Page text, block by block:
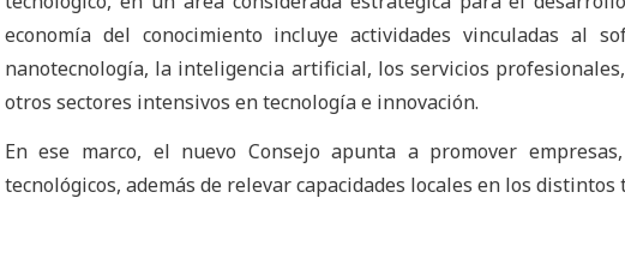
economía del conocimiento incluye actividades vinculadas al
nanotecnología, la inteligencia artificial, los servicios
otros sectores intensivos en tecnología e innovación.
En ese marco, el nuevo Consejo apunta a promover
tecnológicos, además de relevar capacidades locales en los